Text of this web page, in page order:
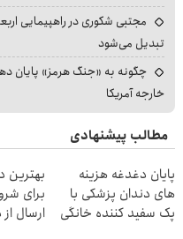
مجتبی شکوری در راهپیمایی
تبدیل می‌شود
چگونه به «جنگ هرمز» پایان
خارجه آمریکا
مطالب پیشنهادی
پایان دغدغه هزینه
های دندان پزشکی با
پک سفید کننده خانگی
بهترین
برای
ارسال